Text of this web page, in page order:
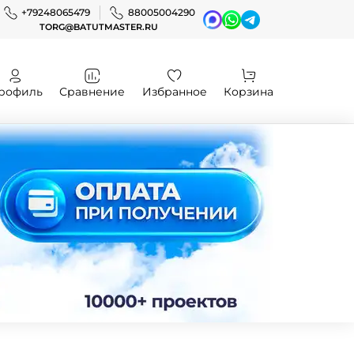
+79248065479 88005004290
TORG@BATUTMASTER.RU
Сравнение Избранное Корзина